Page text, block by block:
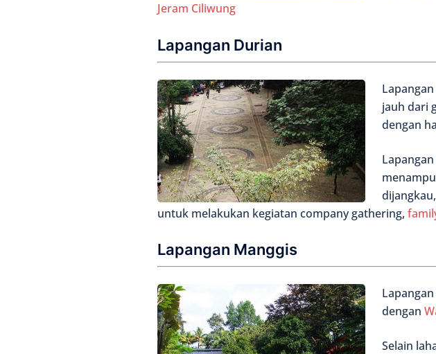
Jeram Ciliwung
Lapangan Durian
jauh dari
dengan
untuk melakukan kegiatan company gathering,
Lapangan Manggis
dengan
Selain